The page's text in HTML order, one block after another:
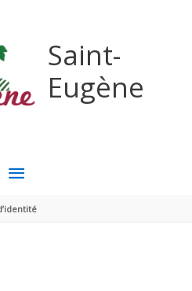
Saint-
Eugène
MENU
PRINCIPAL